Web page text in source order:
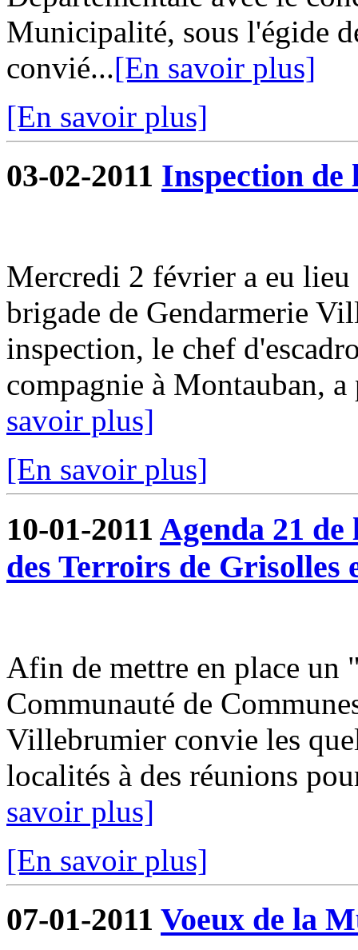
Municipalité, sous l'égide
convié...[En savoir plus]
[En savoir plus]
03-02-2011 Inspection de
Mercredi 2 février a eu
brigade de Gendarmerie
inspection, le chef
compagnie à Montauban,
savoir plus]
[En savoir plus]
10-01-2011 Agenda 21
des Terroirs de
Afin de mettre en place un
Communauté de
Villebrumier convie les
localités à des réunions
savoir plus]
[En savoir plus]
07-01-2011 Voeux de la